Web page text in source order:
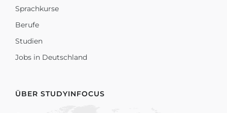
Sprachkurse
Berufe
Studien
Jobs in Deutschland
ÜBER STUDYINFOCUS